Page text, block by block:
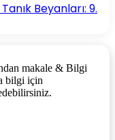
Beyanları: 9.
makale & Bilgi
bilgi için